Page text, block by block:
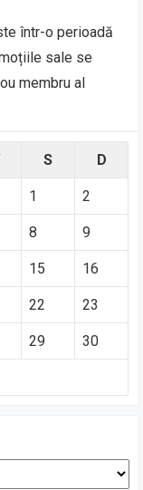
într-o perioadă
sale se
membru al
S D
1 2
8 9
15 16
22 23
29 30